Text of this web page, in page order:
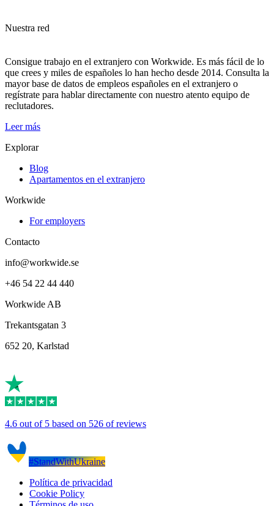
Nuestra red
Consigue trabajo en el extranjero con Workwide. Es más fácil de lo
que crees y miles de españoles lo han hecho desde 2014. Consulta la
mayor base de datos de empleos españoles en el extranjero o
regístrate para hablar directamente con nuestro atento equipo de
reclutadores.
Leer más
Explorar
Blog
Apartamentos en el extranjero
Workwide
For employers
Contacto
info@workwide.se
+46 54 22 44 440
Workwide AB
Trekantsgatan 3
652 20, Karlstad
4.6 out of 5 based on 526 of reviews
#StandWithUkraine
Política de privacidad
Cookie Policy